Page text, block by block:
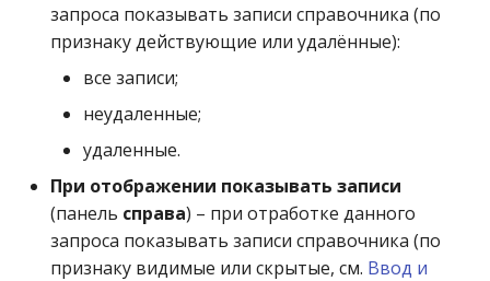
Отсрочки платежей по
поставке
Перечни товаров
Прайс-лист товаров в
баллах
запроса показывать записи справочника (по
признаку действующие или удалённые):
все записи;
неудаленные;
удаленные.
При отображении показывать записи
(панель справа) – при отработке данного
запроса показывать записи справочника (по
признаку видимые или скрытые, см. Ввод и